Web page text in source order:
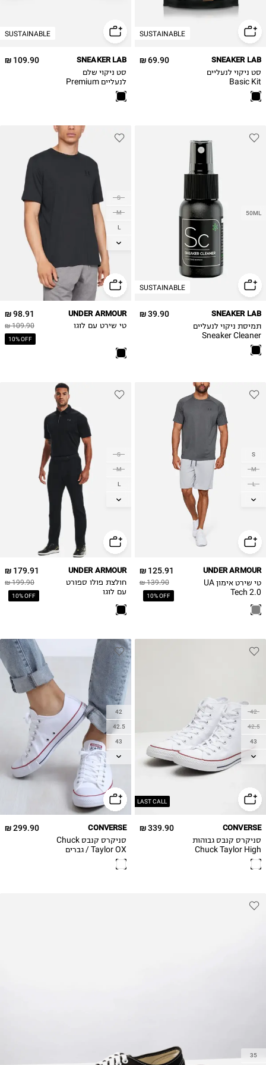
SUSTAINABLE
69.90 ₪ SNEAKER LAB
סט ניקוי לנעליים
Basic Kit
SUSTAINABLE
109.90 ₪ SNEAKER LAB
סט ניקוי שלם
לנעליים Premium
Kit
SUSTAINABLE
50ML
39.90 ₪ SNEAKER LAB
תמיסת ניקוי לנעליים
Sneaker Cleaner
S
M
L
XL
98.91 ₪
109.90 ₪
10% OFF
UNDER ARMOUR
טי שירט עם לוגו
S
M
L
XL
125.91 ₪
139.90 ₪
10% OFF
UNDER ARMOUR
טי שירט אימון UA
Tech 2.0
S
M
L
XL
179.91 ₪
199.90 ₪
10% OFF
UNDER ARMOUR
חולצת פולו ספורט
עם לוגו
LAST CALL
42
42.5
43
44
46
46.5
48
49
50
339.90 ₪ CONVERSE
סניקרס קנבס גבוהות
Chuck Taylor High
/ גברים
42
42.5
43
44
46
46.5
48
49
50
299.90 ₪ CONVERSE
סניקרס קנבס Chuck
Taylor OX / גברים
35